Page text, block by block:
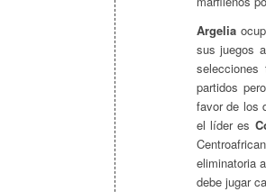
Argelia
sus juegos
partidos
favor de los
el líder es
eliminatoria
debe jugar